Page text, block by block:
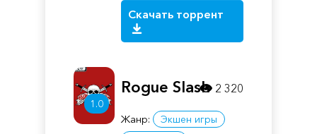
Скачать торрент
1.0
Rogue Slash
Жанр:
Экшен игры
2 320